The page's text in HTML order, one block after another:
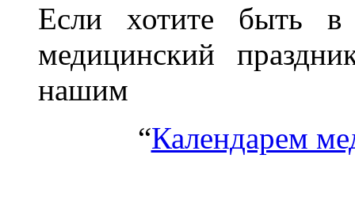
Если хотите быть в
медицинский
нашим
“Календарем